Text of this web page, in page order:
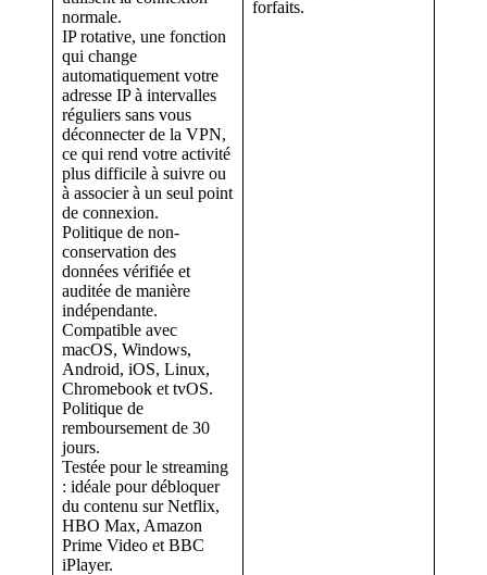
normale.
IP rotative, une fonction
qui change
automatiquement votre
adresse IP à intervalles
réguliers sans vous
déconnecter de la VPN,
ce qui rend votre activité
plus difficile à suivre ou
à associer à un seul point
de connexion.
Politique de non-
conservation des
données vérifiée et
auditée de manière
indépendante.
Compatible avec
macOS, Windows,
Android, iOS, Linux,
Chromebook et tvOS.
Politique de
remboursement de 30
jours.
Testée pour le streaming
: idéale pour débloquer
du contenu sur Netflix,
HBO Max, Amazon
Prime Video et BBC
iPlayer.
forfaits.